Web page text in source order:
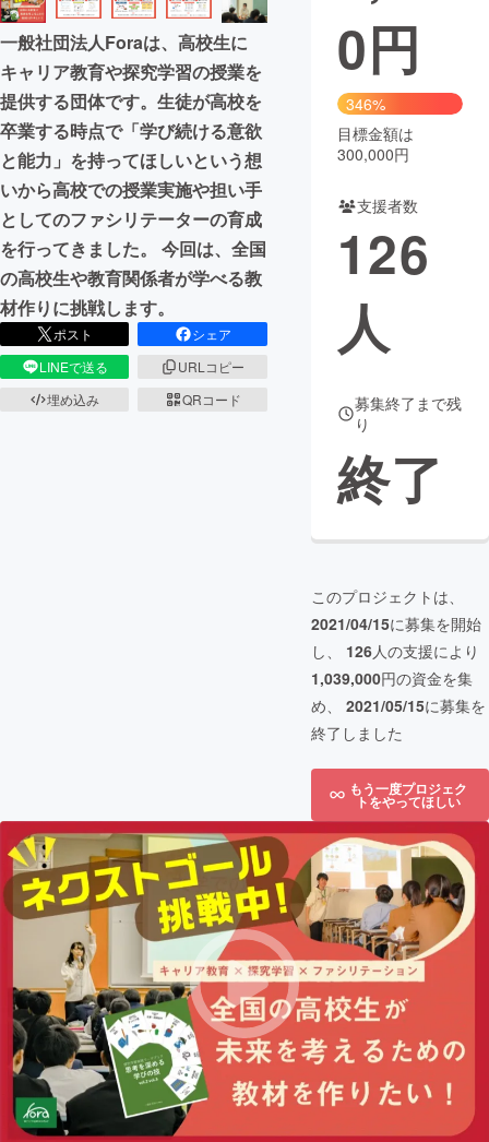
まちづくり・地域活性化
CAMPFIRE for Social Good
CAMPFIRE Creation
CAMPFIREふるさと納税machi-ya コミュニティ
一般社団法人Foraは、高校生に
キャリア教育や探究学習の授業を
提供する団体です。生徒が高校を
卒業する時点で「学び続ける意欲
と能力」を持ってほしいという想
いから高校での授業実施や担い手
としてのファシリテーターの育成
を行ってきました。 今回は、全国
の高校生や教育関係者が学べる教
材作りに挑戦します。
ポスト
シェア
LINEで送る
URLコピー
埋め込み
QRコード
0円
346%
目標金額は
300,000円
支援者数
126
人
募集終了まで残
り
終了
このプロジェクトは、
2021/04/15に募集を開始
し、 126人の支援により
1,039,000円の資金を集
め、 2021/05/15に募集を
終了しました
もう一度プロジェク
トをやってほしい